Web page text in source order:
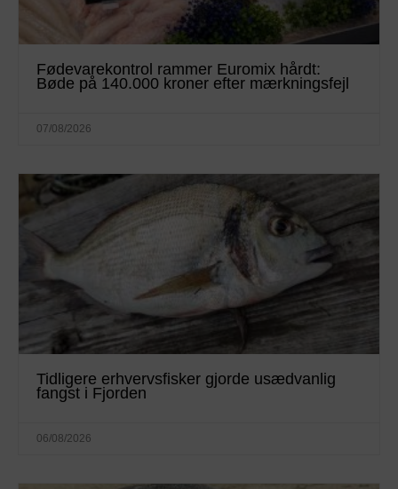
Fødevarekontrol rammer Euromix hårdt:
Bøde på 140.000 kroner efter mærkningsfejl
07/08/2026
Tidligere erhvervsfisker gjorde usædvanlig
fangst i Fjorden
06/08/2026